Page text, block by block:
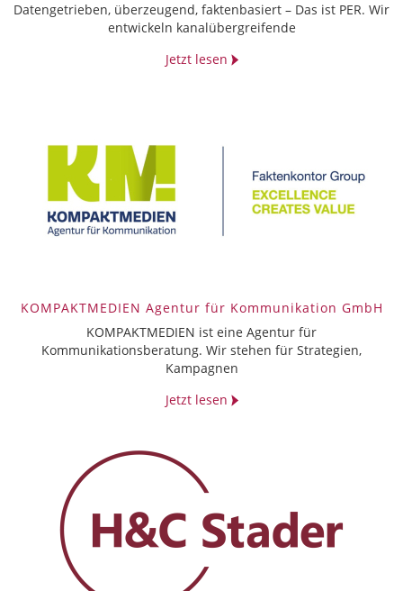
Datengetrieben, überzeugend, faktenbasiert – Das ist PER. Wir
entwickeln kanalübergreifende
Jetzt lesen
KOMPAKTMEDIEN Agentur für Kommunikation GmbH
KOMPAKTMEDIEN ist eine Agentur für
Kommunikationsberatung. Wir stehen für Strategien,
Kampagnen
Jetzt lesen